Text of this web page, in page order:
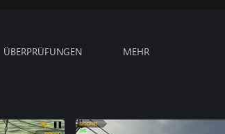
ÜBERPRÜFUNGEN MEHR